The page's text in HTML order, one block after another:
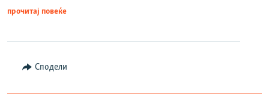
прочитај повеќе
Сподели